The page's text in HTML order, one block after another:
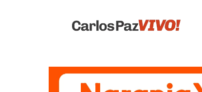
Vivo